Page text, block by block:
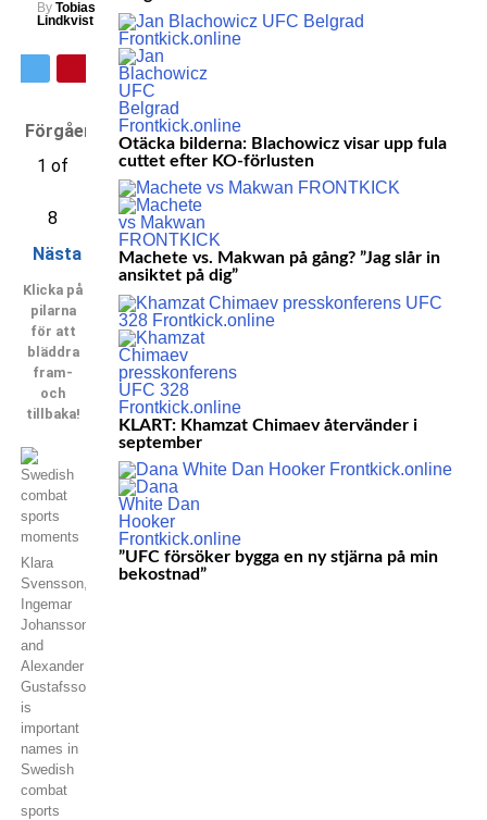
By Tobias
Lindkvist
Förgående
1 of
8
Nästa
Klicka på
pilarna
för att
bläddra
fram-
och
tillbaka!
Klara
Svensson,
Ingemar
Johansson
and
Alexander
Gustafsson
is
important
names in
Swedish
combat
sports
Otäcka bilderna: Blachowicz visar upp fula
cuttet efter KO-förlusten
Machete vs. Makwan på gång? ”Jag slår in
ansiktet på dig”
KLART: Khamzat Chimaev återvänder i
september
”UFC försöker bygga en ny stjärna på min
bekostnad”